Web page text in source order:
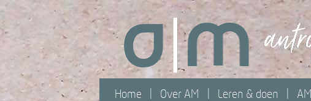
Home Over AM Leren & doen